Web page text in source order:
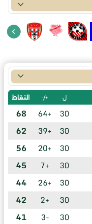
ل +/- النقاط
30
+64
68
30
+39
62
30
+20
56
30
+7
45
30
+26
44
30
+2
42
30
-3
41